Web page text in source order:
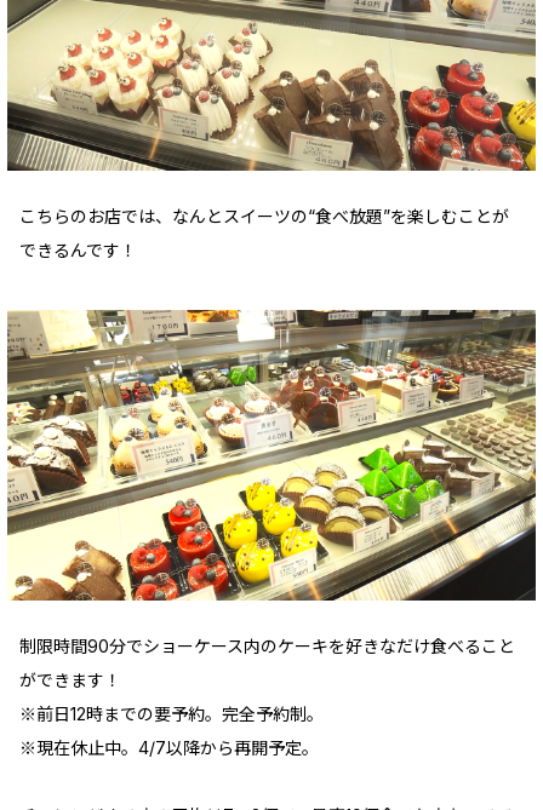
こちらのお店では、なんとスイーツの“食べ放題”を楽しむことが
できるんです！
制限時間90分でショーケース内のケーキを好きなだけ食べること
ができます！
※前日12時までの要予約。完全予約制。
※現在休止中。4/7以降から再開予定。